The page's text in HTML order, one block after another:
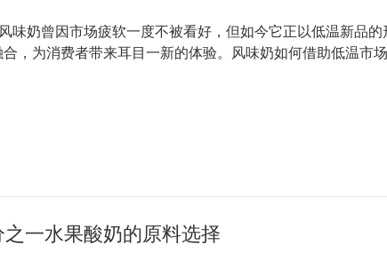
味奶曾因市场疲软一度不被看好，但如今它正以低温新品
，为消费者带来耳目一新的体验。风味奶如何借助低温市
一水果酸奶的原料选择